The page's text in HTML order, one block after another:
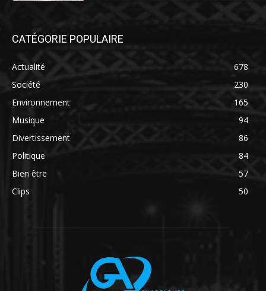
CATÉGORIE POPULAIRE
Actualité
678
Société
230
Environnement
165
Musique
94
Divertissement
86
Politique
84
Bien être
57
Clips
50